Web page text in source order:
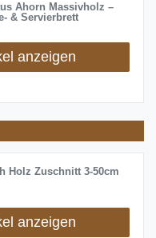
Ahorn Massivholz –
& Servierbrett
anzeigen
Holz Zuschnitt 3-50cm
anzeigen